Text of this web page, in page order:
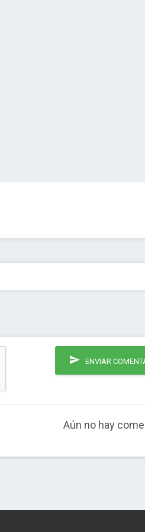
ENVIAR
Aún no hay